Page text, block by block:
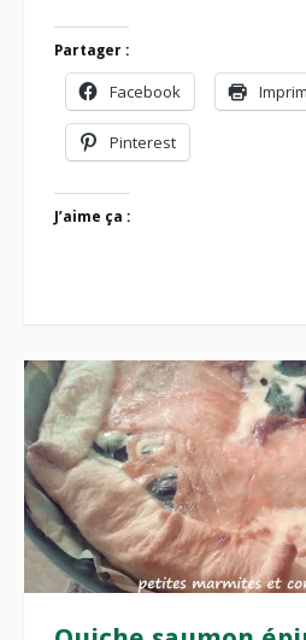
Partager :
Facebook
Pinterest
J’aime ça :